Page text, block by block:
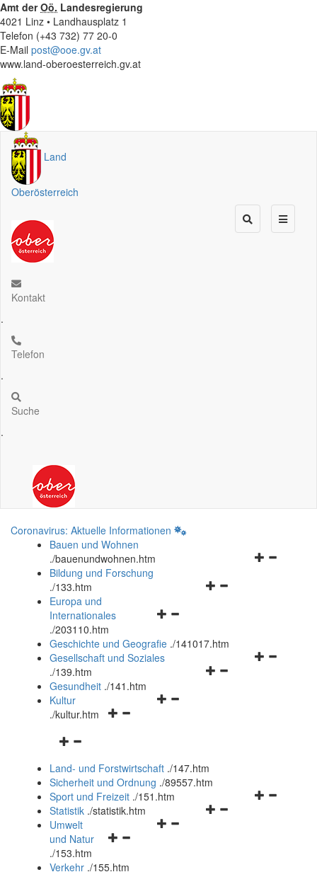
Amt derOö. Landesregierung
4021 Linz • Landhausplatz 1
Telefon (+43 732) 77 20-0
E-Mail post@ooe.gv.at
www.land-oberoesterreich.gv.at
Land
Oberösterreich
Kontakt
.
Telefon
.
Suche
.
Coronavirus: Aktuelle Informationen
Bauen und Wohnen
./bauenundwohnen.htm
Navigationsmenü
Bildung und Forschung
./133.htm
Navigationsmenü
und
schließen
Europa und
Internationales
./203110.htm
Geschichte und Geografie ./141017.htm
Navigationsmenü
Gesellschaft und Soziales
./139.htm
Navigationsmenü
Gesundheit ./141.htm
Navigationsmenü
Kultur
./kultur.htm
Navigationsmenü
und
schließen
Land- und Forstwirtschaft ./147.htm
Sicherheit und Ordnung ./89557.htm
Navigationsmenü
Sport und Freizeit ./151.htm
Navigationsmenü
Statistik ./statistik.htm
Navigationsmenü
und
Umwelt
und Natur
./153.htm
Verkehr ./155.htm